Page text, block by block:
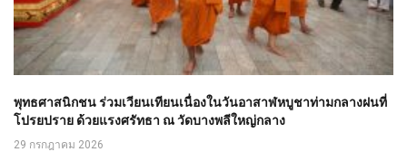
พุทธศาสนิกชน ร่วมเวียนเทียนเนื่องในวันอาสาฬหบูชาท่ามกลางฝนที่
โปรยปราย ด้วยแรงศรัทธา ณ วัดบางพลีใหญ่กลาง
29 กรกฎาคม 2026